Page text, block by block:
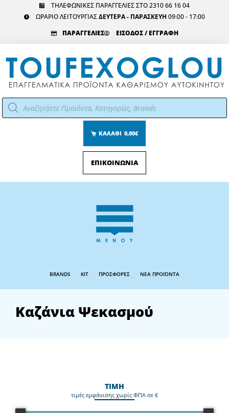
ΤΗΛΕΦΩΝΙΚΕΣ ΠΑΡΑΓΓΕΛΙΕΣ ΣΤΟ 2310 66 16 04
ΩΡΑΡΙΟ ΛΕΙΤΟΥΡΓΙΑΣΔΕΥΤΕΡΑ - ΠΑΡΑΣΚΕΥΗ 09:00 - 17:00
ΠΑΡΑΓΓΕΛΙΕΣ
ΕΙΣΟΔΟΣ / ΕΓΓΡΑΦΗ
Αναζήτηση
προϊόντων
ΚΑΛΑΘΙ 0,00€
ΕΠΙΚΟΙΝΩΝΙΑ
Menu
BRANDS KIT ΠΡΟΣΦΟΡΕΣ ΝΕΑ ΠΡΟΪΟΝΤΑ
Καζάνια Ψεκασμού
ΤΙΜΗ
τιμές εμφάνισης χωρίς ΦΠΑ σε €